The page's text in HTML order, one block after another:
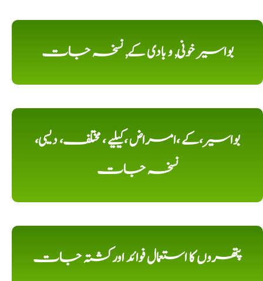
بواسیر خونی, و بادی کے, نسخہ جات
بواسیر،کے ،امراض ،کیلیے ، مختلف، دیسی،
نسخہ جات
پتھروں کا استعمال فوائد اورکشتہ جات